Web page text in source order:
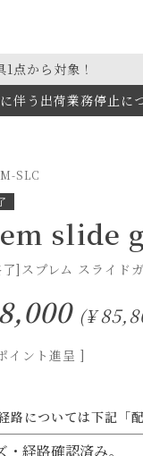
点から対象！
伴う出荷業務停止に
SLC
slide
]スプレム スライド
¥
イント進呈 ]
路については下記「